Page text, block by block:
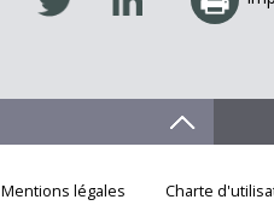
Mentions légales Charte